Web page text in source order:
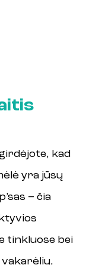
kad
yra jūsų
– čia
tinkluose bei